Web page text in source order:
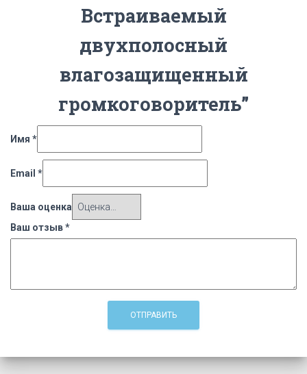
Встраиваемый
двухполосный
влагозащищенный
громкоговоритель”
Имя *
Email *
Ваша оценка
Ваш отзыв*